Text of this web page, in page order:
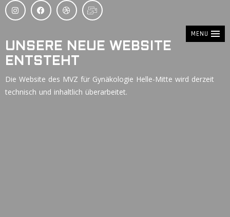
MENU
UNSERE NEUE WEBSITE
ENTSTEHT
Die Website des MVZ für Gynäkologie Helle-Mitte wird derzeit
technisch und inhaltlich überarbeitet.